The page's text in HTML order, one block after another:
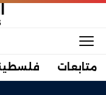
متابعات